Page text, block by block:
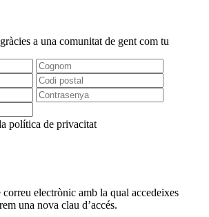
a una comunitat de gent com tu
política de privacitat
electrònic amb la qual accedeixes
una nova clau d’accés.